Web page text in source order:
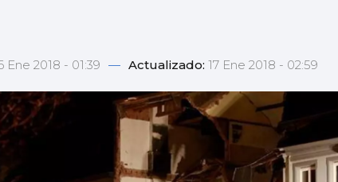
Ene 2018 - 01:39 — Actualizado: 17 Ene 2018 - 02:59